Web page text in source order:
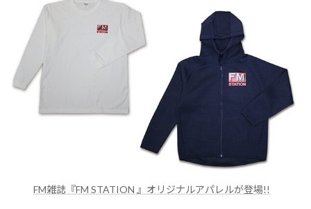
FM雑誌『FM STATION 』オリジナルアパレルが登場!!